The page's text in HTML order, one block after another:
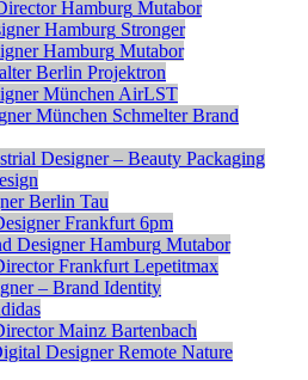
Hamburg Mutabor
Hamburg Stronger
Hamburg Mutabor
Berlin Projektron
München AirLST
München Schmelter Brand
Designer – Beauty Packaging
Berlin Tau
Frankfurt 6pm
Designer Hamburg Mutabor
Frankfurt Lepetitmax
– Brand Identity
Mainz Bartenbach
Designer Remote Nature